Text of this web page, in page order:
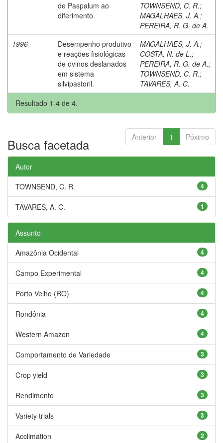
de Paspalum ao
diferimento.
TOWNSEND, C. R.;
MAGALHAES, J. A.;
PEREIRA, R. G. de A.
1996
Desempenho produtivo
e reações fisiológicas
de ovinos deslanados
em sistema
silvipastoril.
MAGALHAES, J. A.;
COSTA, N. de L.;
PEREIRA, R. G. de A.;
TOWNSEND, C. R.;
TAVARES, A. C.
Resultado 1-4 de 4.
Anterior 1 Póximo
Busca facetada
Autor
4
TOWNSEND, C. R.
1
TAVARES, A. C.
Assunto
4
Amazônia Ocidental
4
Campo Experimental
4
Porto Velho (RO)
4
Rondônia
4
Western Amazon
3
Comportamento de Variedade
3
Crop yield
3
Rendimento
3
Variety trials
2
Acclimation